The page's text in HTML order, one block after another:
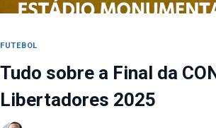
FUTEBOL
Tudo sobre a Final da
Libertadores 2025